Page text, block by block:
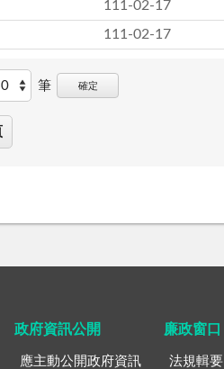
111-02-17
111-02-17
筆 確定
政府資訊公開
應主動公開政府資訊
廉政窗口
法規輯要